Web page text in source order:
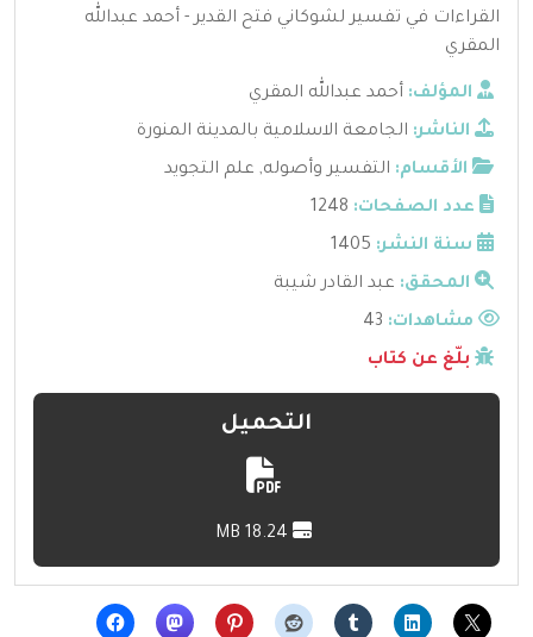
القراءات في تفسير لشوكاني فتح القدير - أحمد عبدالله
المقري
المؤلف: أحمد عبدالله المقري
الناشر: الجامعة الاسلامية بالمدينة المنورة
الأقسام: التفسير وأصوله, علم التجويد
عدد الصفحات: 1248
سنة النشر: 1405
المحقق: عبد القادر شيبة
مشاهدات:
بلّغ عن كتاب
التحميل